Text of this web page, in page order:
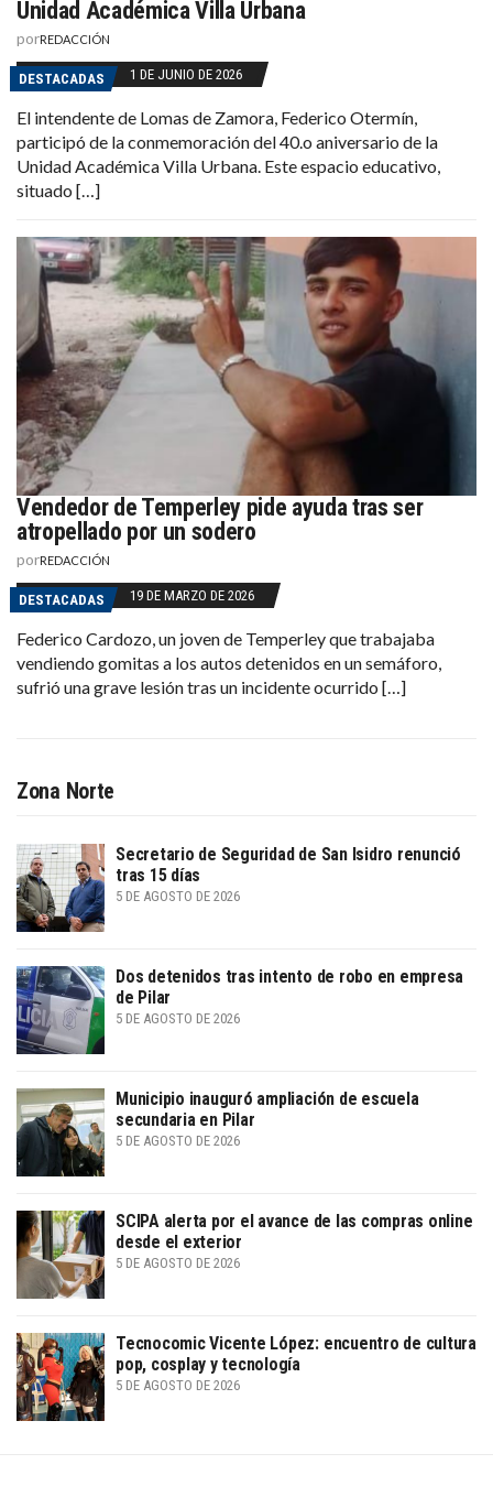
Unidad Académica Villa Urbana
porREDACCIÓN
DESTACADAS 1 DE JUNIO DE 2026
El intendente de Lomas de Zamora, Federico Otermín,
participó de la conmemoración del 40.o aniversario de la
Unidad Académica Villa Urbana. Este espacio educativo,
situado […]
Vendedor de Temperley pide ayuda tras ser
atropellado por un sodero
porREDACCIÓN
DESTACADAS 19 DE MARZO DE 2026
Federico Cardozo, un joven de Temperley que trabajaba
vendiendo gomitas a los autos detenidos en un semáforo,
sufrió una grave lesión tras un incidente ocurrido […]
Zona Norte
Secretario de Seguridad de San Isidro renunció
tras 15 días
5 DE AGOSTO DE 2026
Dos detenidos tras intento de robo en empresa
de Pilar
5 DE AGOSTO DE 2026
Municipio inauguró ampliación de escuela
secundaria en Pilar
5 DE AGOSTO DE 2026
SCIPA alerta por el avance de las compras online
desde el exterior
5 DE AGOSTO DE 2026
Tecnocomic Vicente López: encuentro de cultura
pop, cosplay y tecnología
5 DE AGOSTO DE 2026